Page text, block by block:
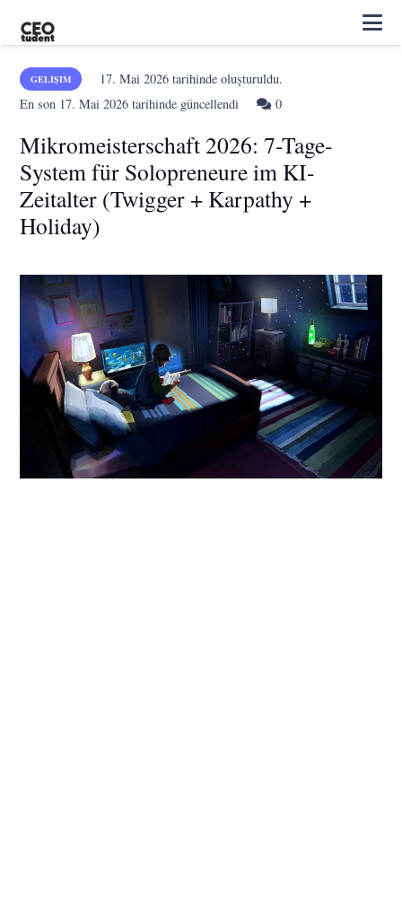
GELIŞIM 17. Mai 2026tarihinde oluşturuldu.
En son 17. Mai 2026 tarihinde güncellendi 0
Mikromeisterschaft 2026: 7-Tage-
System für Solopreneure im KI-
Zeitalter (Twigger + Karpathy +
Holiday)